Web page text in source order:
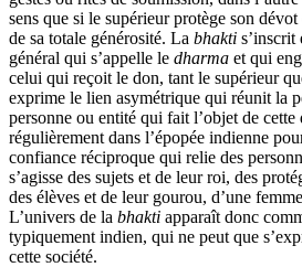
sens que si le supérieur protège son
de sa totale générosité. La bhakti s’inscrit
général qui s’appelle le dharma et qui
celui qui reçoit le don, tant le supérieur
exprime le lien asymétrique qui réunit la
personne ou entité qui fait l’objet de cette
régulièrement dans l’épopée indienne
confiance réciproque qui relie des
s’agisse des sujets et de leur roi, des
des élèves et de leur gourou, d’une
L’univers de la bhakti apparaît donc
typiquement indien, qui ne peut que
cette société.